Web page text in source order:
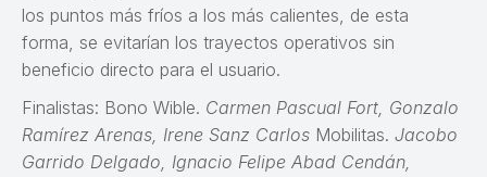
los puntos más fríos a los más calientes, de esta
forma, se evitarían los trayectos operativos sin
beneficio directo para el usuario.
Finalistas: Bono Wible. Carmen Pascual Fort, Gonzalo
Ramírez Arenas, Irene Sanz Carlos Mobilitas. Jacobo
Garrido Delgado, Ignacio Felipe Abad Cendán,